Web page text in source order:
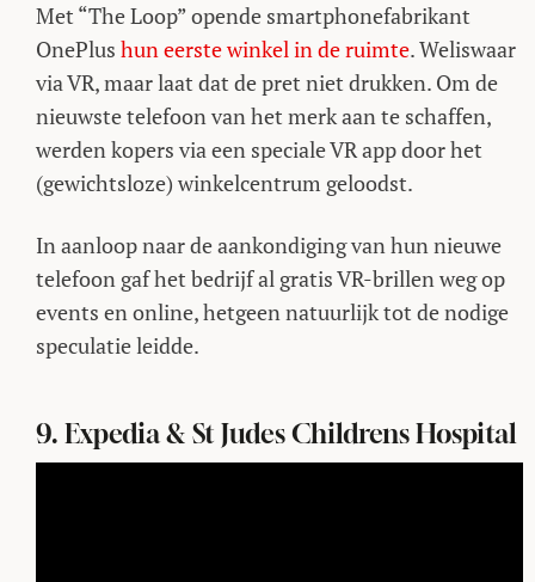
Met “The Loop” opende smartphonefabrikant
OnePlus hun eerste winkel in de ruimte. Weliswaar
via VR, maar laat dat de pret niet drukken. Om de
nieuwste telefoon van het merk aan te schaffen,
werden kopers via een speciale VR app door het
(gewichtsloze) winkelcentrum geloodst.
In aanloop naar de aankondiging van hun nieuwe
telefoon gaf het bedrijf al gratis VR-brillen weg op
events en online, hetgeen natuurlijk tot de nodige
speculatie leidde.
9. Expedia & St Judes Childrens Hospital